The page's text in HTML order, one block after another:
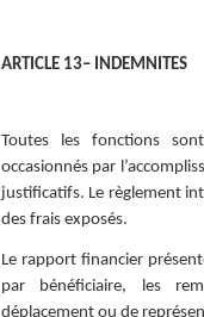
ARTICLE 13– INDEMNITES
Toutes les fonctions
occasionnés par
justificatifs. Le règlement
des frais exposés.
Le rapport financier
par bénéficiaire, les
déplacement ou de